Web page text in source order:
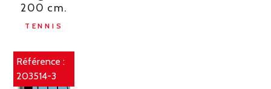
200 cm.
TENNIS
Référence :
203514-3